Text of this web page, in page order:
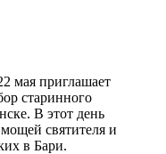
мая приглашает
старинного
В этот день
святителя и
в Бари.